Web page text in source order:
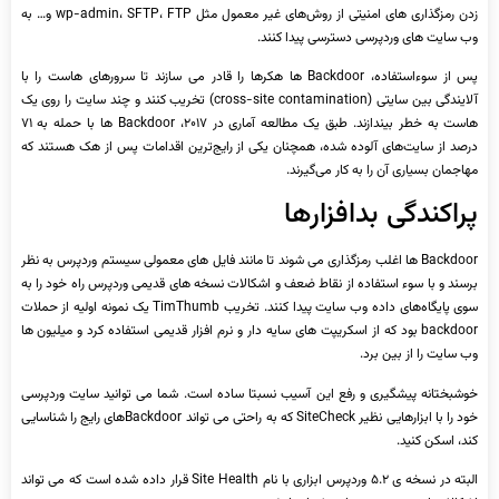
زدن رمزگذاری های امنیتی از روش‌های غیر معمول مثل wp-admin، SFTP، FTP و… به
وب سایت های وردپرسی دسترسی پیدا کنند.
پس از سوءاستفاده، Backdoor ها هکرها را قادر می سازند تا سرورهای هاست را با
آلایندگی بین سایتی (cross-site contamination) تخریب کنند و چند سایت را روی یک
هاست به خطر بیندازند. طبق یک مطالعه آماری در ۲۰۱۷، Backdoor ‌ها با حمله به ۷۱
درصد از سایت‌های آلوده شده، همچنان یکی از رایج‌ترین اقدامات پس از هک هستند که
مهاجمان بسیاری آن را به کار می‌گیرند.
پراکندگی بدافزارها
Backdoor ها اغلب رمزگذاری می شوند تا مانند فایل های معمولی سیستم وردپرس به نظر
برسند و با سوء استفاده از نقاط ضعف و اشکالات نسخه های قدیمی وردپرس راه خود را به
سوی پایگاه‌های داده وب سایت پیدا کنند. تخریب TimThumb یک نمونه اولیه از حملات
backdoor بود که از اسکریپت های سایه دار و نرم افزار قدیمی استفاده کرد و میلیون ها
وب سایت را از بین برد.
خوشبختانه پیشگیری و رفع این آسیب نسبتا ساده است. شما می توانید سایت وردپرسی
خود را با ابزارهایی نظیر SiteCheck که به راحتی می تواند Backdoorهای رایج را شناسایی
کند، اسکن کنید.
البته در نسخه ی ۵.۲ وردپرس ابزاری با نام Site Health قرار داده شده است که می تواند